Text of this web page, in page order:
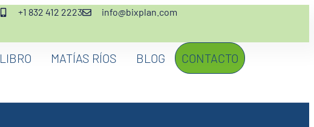
+1 832 412 2223 info@bixplan.com
LIBRO MATÍAS RÍOS BLOG CONTACTO